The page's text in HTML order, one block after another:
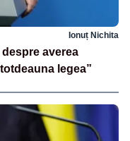
Ionuț Nichita
averea
legea”